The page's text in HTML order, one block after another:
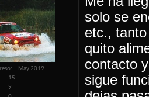
May 2019
15
9
solo se
etc.,
quito
contacto
sigue